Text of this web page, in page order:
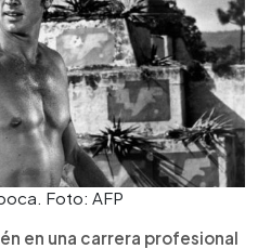
Foto: AFP
en una carrera profesional